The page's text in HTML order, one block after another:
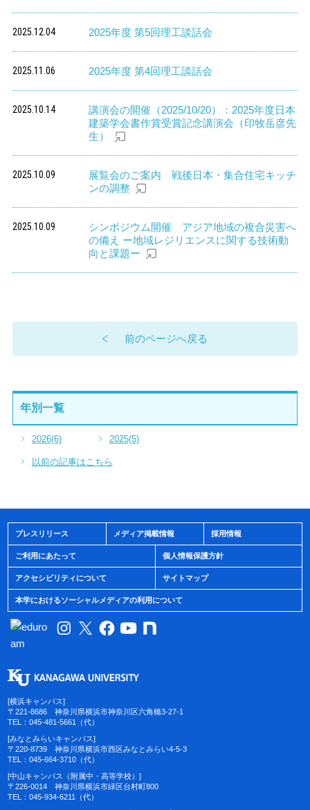
2025.12.04 2025年度 第5回理工談話会
2025.11.06 2025年度 第4回理工談話会
2025.10.14
講演会の開催（2025/10/20）：2025年度日本
建築学会書作賞受賞記念講演会（印牧岳彦先
生）
2025.10.09
展覧会のご案内 戦後日本・集合住宅キッチ
ンの調整
2025.10.09
シンポジウム開催 アジア地域の複合災害へ
の備え ー地域レジリエンスに関する技術動
向と課題ー
前のページへ戻る
年別一覧
2026(6) 2025(5)
以前の記事はこちら
プレスリリース メディア掲載情報 採用情報
ご利用にあたって 個人情報保護方針
アクセシビリティについて サイトマップ
本学におけるソーシャルメディアの利用について
[横浜キャンパス]
〒221-8686 神奈川県横浜市神奈川区六角橋3-27-1
TEL：045-481-5661（代）
[みなとみらいキャンパス]
〒220-8739 神奈川県横浜市西区みなとみらい4-5-3
TEL：045-664-3710（代）
[中山キャンパス（附属中・高等学校）]
〒226-0014 神奈川県横浜市緑区台村町800
TEL：045-934-6211（代）